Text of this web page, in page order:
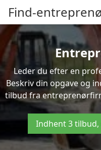
Find-
Leder du efter en
Beskriv din opgave og
tilbud fra
Indhent 3